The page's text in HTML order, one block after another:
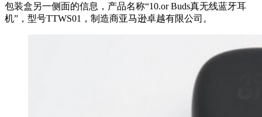
包装盒另一侧面的信息，产品名称“10.or Buds真无线蓝牙耳
机”，型号TTWS01，制造商亚马逊卓越有限公司。